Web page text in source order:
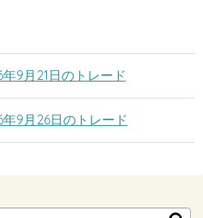
9月21日のトレード
9月26日のトレード